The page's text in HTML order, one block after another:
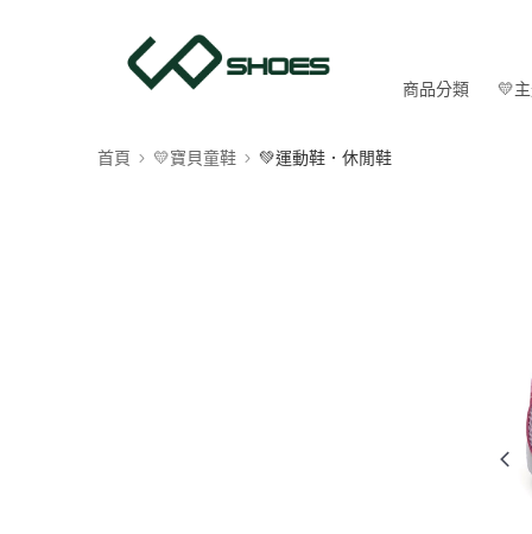
商品分類 💛
首頁 💛寶貝童鞋 💚運動鞋．休閒鞋